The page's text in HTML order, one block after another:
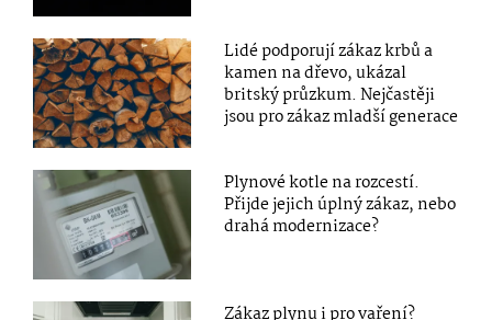
Lidé podporují zákaz krbů a
kamen na dřevo, ukázal
britský průzkum. Nejčastěji
jsou pro zákaz mladší generace
Plynové kotle na rozcestí.
Přijde jejich úplný zákaz, nebo
drahá modernizace?
Zákaz plynu i pro vaření?